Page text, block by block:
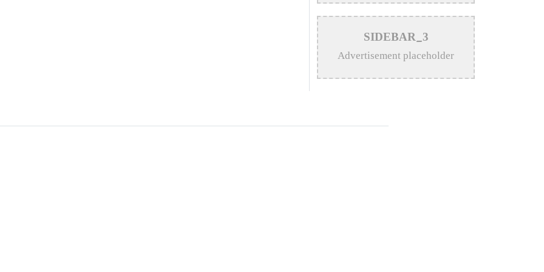
>
After Trump White House Uses
‘Firework’ in Iran Attack Video
Rahman
SIDEBAR_3
Advertisement placeholder